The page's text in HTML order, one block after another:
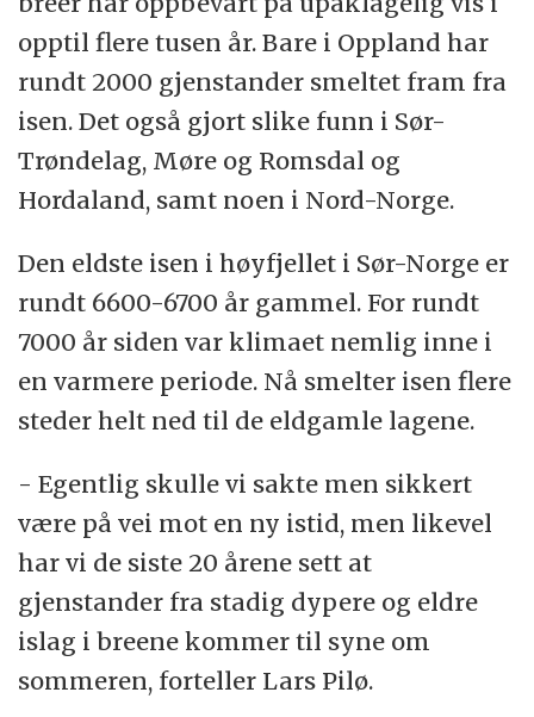
opptil flere tusen år. Bare i Oppland har
rundt 2000 gjenstander smeltet fram fra
isen. Det også gjort slike funn i Sør-
Trøndelag, Møre og Romsdal og
Hordaland, samt noen i Nord-Norge.
Den eldste isen i høyfjellet i Sør-Norge er
rundt 6600-6700 år gammel. For rundt
7000 år siden var klimaet nemlig inne i
en varmere periode. Nå smelter isen flere
steder helt ned til de eldgamle lagene.
- Egentlig skulle vi sakte men sikkert
være på vei mot en ny istid, men likevel
har vi de siste 20 årene sett at
gjenstander fra stadig dypere og eldre
islag i breene kommer til syne om
sommeren, forteller Lars Pilø.